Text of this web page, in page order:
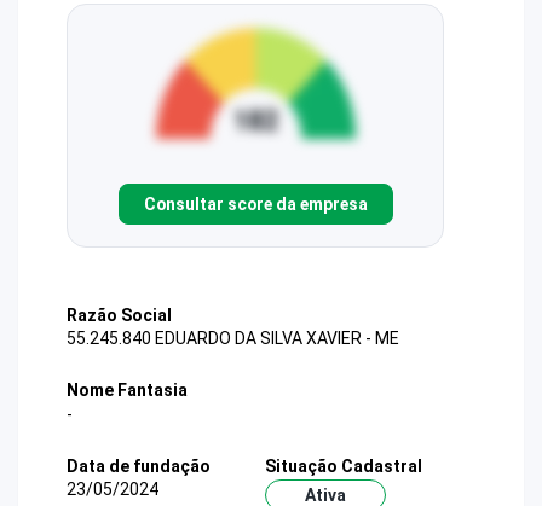
Consultar score da empresa
Razão Social
55.245.840 EDUARDO DA SILVA XAVIER - ME
Nome Fantasia
-
Data de fundação
23/05/2024
Situação Cadastral
Ativa